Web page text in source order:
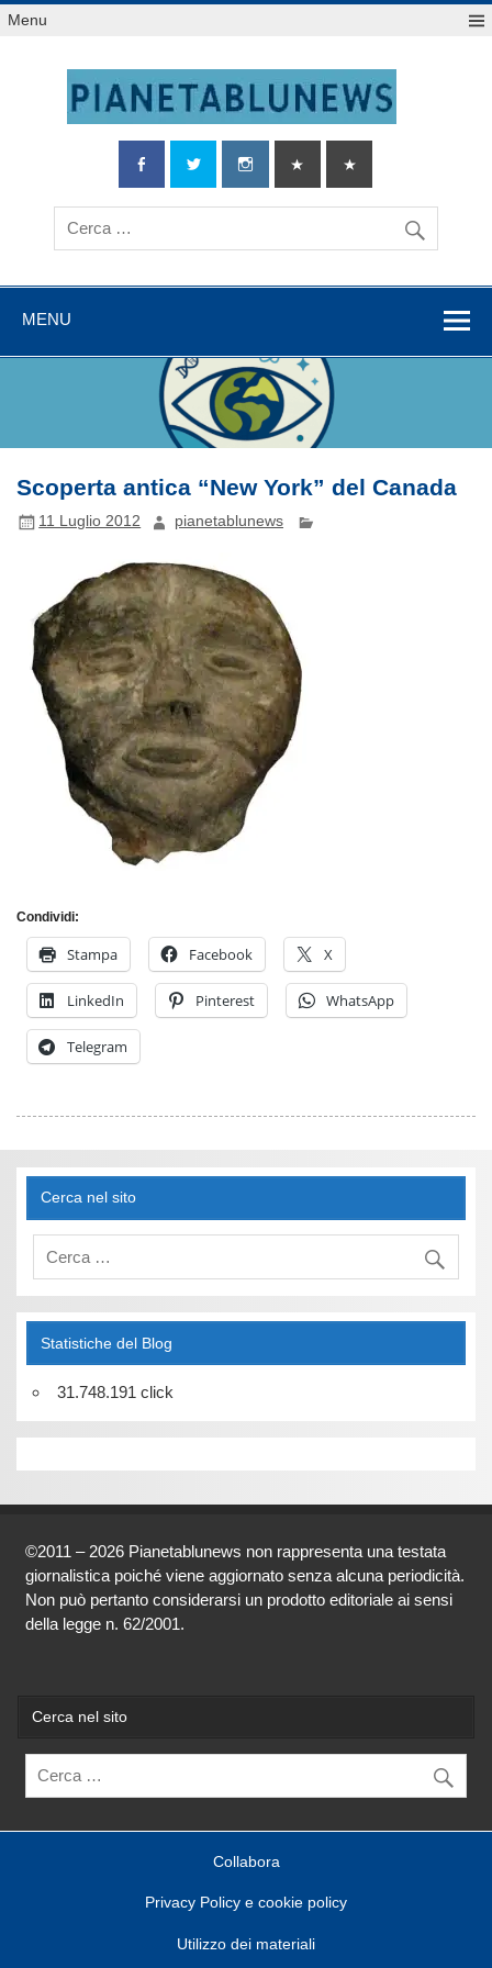
Salta
alMenu
MENU
Scoperta antica “New York” del Canada
11 Luglio 2012 pianetablunews
Condividi:
Stampa Facebook X
LinkedIn Pinterest WhatsApp
Telegram
Cerca nel sito
Statistiche del Blog
31.748.191 click
©2011 – 2026 Pianetablunews non rappresenta una testata
giornalistica poiché viene aggiornato senza alcuna periodicità.
Non può pertanto considerarsi un prodotto editoriale ai sensi
della legge n. 62/2001.
Cerca nel sito
Collabora
Privacy Policy e cookie policy
Utilizzo dei materiali